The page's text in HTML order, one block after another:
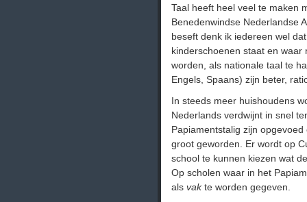
Taal heeft heel veel te maken
Benedenwindse Nederlandse
beseft denk ik iedereen wel
kinderschoenen staat en
worden, als nationale taal te
Engels, Spaans) zijn beter,
In steeds meer huishoudens
Nederlands verdwijnt in snel
Papiamentstalig zijn
groot geworden. Er wordt op
school te kunnen kiezen wat
Op scholen waar in het
als vakte worden gegeven.